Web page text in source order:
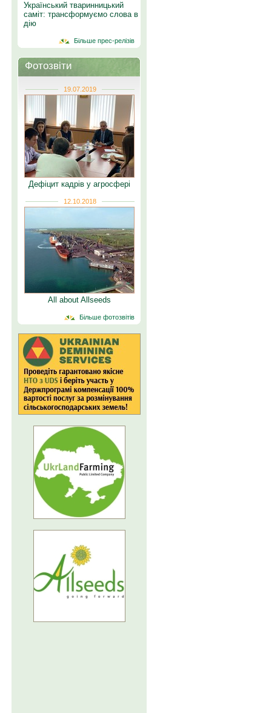
Український тваринницький
саміт: трансформуємо слова в
дію
Більше прес-релізів
Фотозвіти
19.07.2019
Дефіцит кадрів у агросфері
12.10.2018
All about Allseeds
Більше фотозвітів